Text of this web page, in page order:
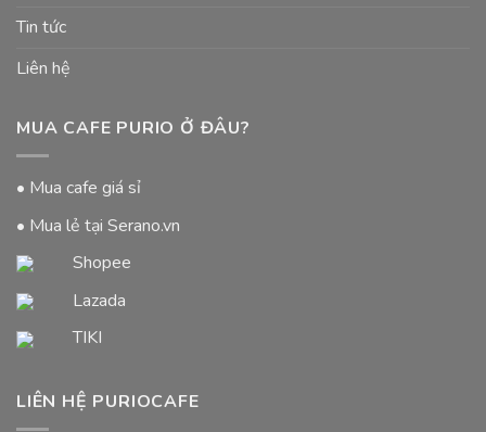
Tin tức
Liên hệ
MUA CAFE PURIO Ở ĐÂU?
• Mua cafe giá sỉ
• Mua lẻ tại Serano.vn
Shopee
Lazada
TIKI
LIÊN HỆ PURIOCAFE